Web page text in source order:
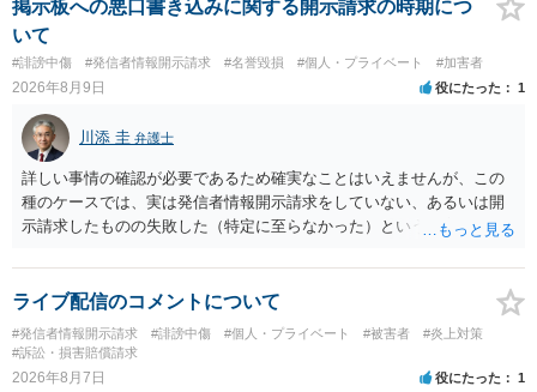
掲示板への悪口書き込みに関する開示請求の時期につ
いて
#誹謗中傷 #発信者情報開示請求 #名誉毀損 #個人・プライベート #加害者
2026年8月9日 役にたった 1
川添 圭 弁護士
詳しい事情の確認が必要であるため確実なことはいえませんが、この
種のケースでは、実は発信者情報開示請求をしていない、あるいは開
示請求したものの失敗した（特定に至らなかった）という事案が比較
な投稿をする場合にはなおさら）。
ライブ配信のコメントについて
#発信者情報開示請求 #誹謗中傷 #個人・プライベート #被害者
#炎上対策
#訴訟・損害賠償請求
2026年8月7日 役にたった 1